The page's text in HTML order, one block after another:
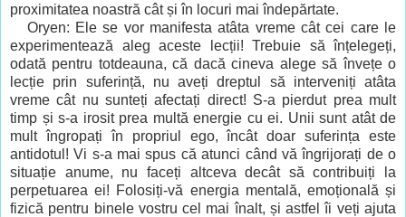
proximitatea noastră cât și în locuri mai îndepărtate.
Oryen: Ele se vor manifesta atâta vreme cât cei care le
experimentează aleg aceste lecții! Trebuie să înțelegeți,
odată pentru totdeauna, că dacă cineva alege să învețe o
lecție prin suferință, nu aveți dreptul să interveniți atâta
vreme cât nu sunteți afectați direct! S-a pierdut prea mult
timp și s-a irosit prea multă energie cu ei. Unii sunt atât de
mult îngropați în propriul ego, încât doar suferința este
antidotul! Vi s-a mai spus că atunci când vă îngrijorați de o
situație anume, nu faceți altceva decât să contribuiți la
perpetuarea ei! Folosiți-vă energia mentală, emoțională și
fizică pentru binele vostru cel mai înalt, și astfel îi veți ajuta